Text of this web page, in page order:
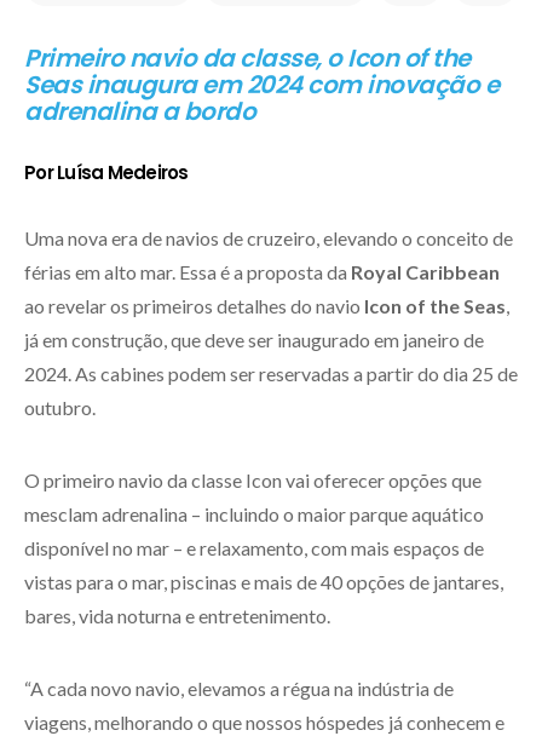
Primeiro navio da classe, o Icon of the
Seas inaugura em 2024 com inovação e
adrenalina a bordo
Por Luísa Medeiros
Uma nova era de navios de cruzeiro, elevando o conceito de
férias em alto mar. Essa é a proposta da Royal Caribbean
ao revelar os primeiros detalhes do navio Icon of the Seas
já em construção, que deve ser inaugurado em janeiro de
2024. As cabines podem ser reservadas a partir do dia 25 de
outubro.
O primeiro navio da classe Icon vai oferecer opções que
mesclam adrenalina – incluindo o maior parque aquático
disponível no mar – e relaxamento, com mais espaços de
vistas para o mar, piscinas e mais de 40 opções de jantares,
bares, vida noturna e entretenimento.
“A cada novo navio, elevamos a régua na indústria de
viagens, melhorando o que nossos hóspedes já conhecem e